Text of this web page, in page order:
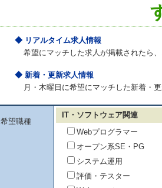
◆ リアルタイム求人情報
希望にマッチした求人が掲載されたら
◆ 新着・更新求人情報
月・木曜日に希望にマッチした新着・
希望職種
IT・ソフトウェア関連
Webプログラマー
オープン系SE・PG
システム運用
評価・テスター